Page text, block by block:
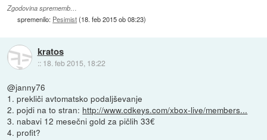
Zgodovina sprememb…
spremenilo: Pesimist(18. feb 2015 ob 08:23)
kratos
:: 18. feb 2015, 18:22
@janny76
1. prekliči avtomatsko podaljševanje
2. pojdi na to stran: http://www.cdkeys.com/xbox-live/members...
3. nabavi 12 mesečni gold za pičlih 33€
4. profit?